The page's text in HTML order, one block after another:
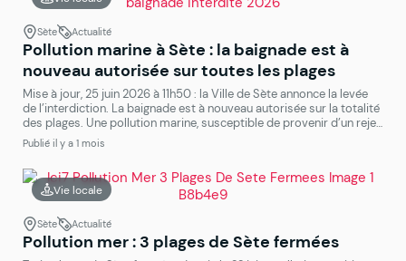
Sète Actualité
Pollution marine à Sète : la baignade est à
nouveau autorisée sur toutes les plages
Mise à jour, 25 juin 2026 à 11h50 : la Ville de Sète annonce la levée
de l’interdiction. La baignade est à nouveau autorisée sur la totalité
des plages. Une pollution marine, susceptible de provenir d’un rejet
d’eaux noires par un navire au large, avait été constatée ce 15 juin
2026 sur plusieurs plages de […]
Publié il y a 1 mois
Vie locale
Sète Actualité
Pollution mer : 3 plages de Sète fermées